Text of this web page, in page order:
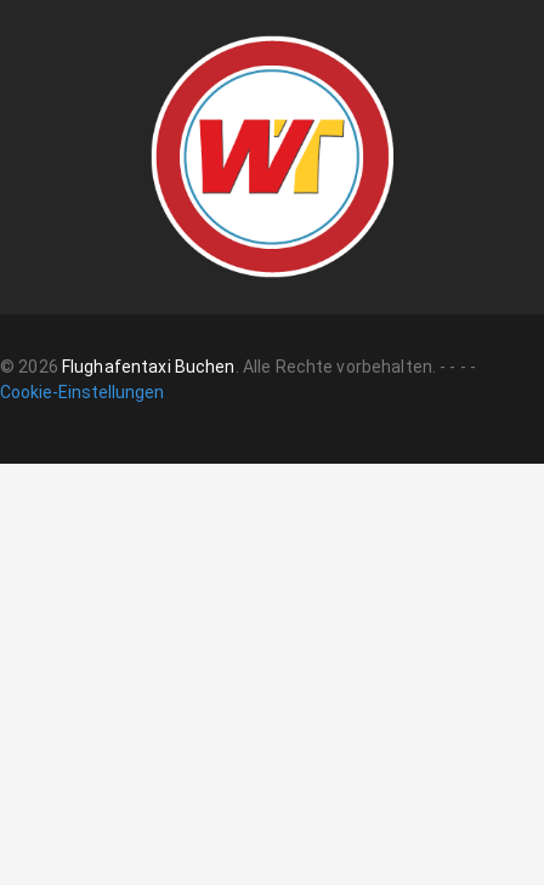
© 2026 Flughafentaxi Buchen. Alle Rechte vorbehalten. - - - -
Cookie-Einstellungen